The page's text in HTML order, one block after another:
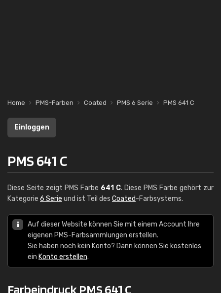
Home PMS-Farben Coated PMS 6 Serie PMS 641 C
Einloggen
PMS 641 C
Diese Seite zeigt PMS Farbe 641 C. Diese PMS Farbe gehört zur
Kategorie 6 Serie und ist Teil des Coated-Farbsystems.
Auf dieser Website können Sie mit einem Account Ihre
eigenen PMS-Farbsammlungen erstellen.
Sie haben noch kein Konto? Dann können Sie kostenlos
ein Konto erstellen.
Farbeindruck PMS 641 C